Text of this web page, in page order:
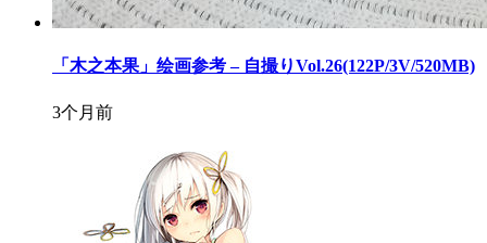
「木之本果」绘画参考 – 自撮りVol.26(122P/3V/520MB)
3个月前